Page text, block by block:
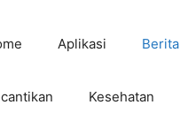
Aplikasi Berita
Kesehatan